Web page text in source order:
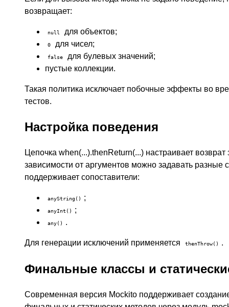
возвращает:
null для объектов;
0 для чисел;
false
для булевых значений;
пустые коллекции.
Такая политика исключает побочные эффекты во
тестов.
Настройка поведения
Цепочка when(...).thenReturn(...) настраивает возврат
зависимости от аргументов можно задавать разные
поддерживает сопоставители:
anyString() ;
anyInt() ;
any() .
Для генерации исключений применяется thenThrow() .
Финальные классы и
Современная версия Mockito поддерживает